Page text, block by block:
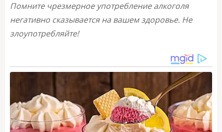
Помните чрезмерное употребление алкоголя
негативно сказывается на вашем здоровье. Не
злоупотребляйте!